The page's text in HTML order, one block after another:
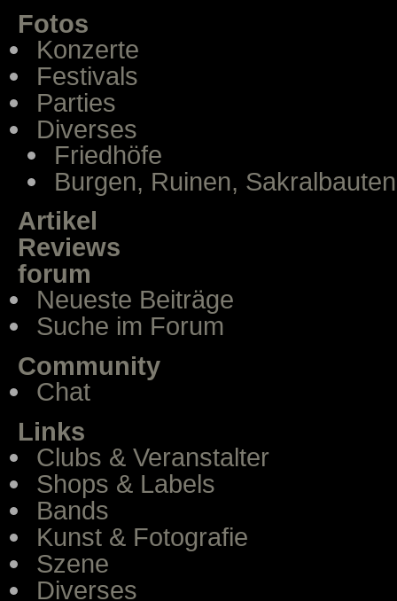
Fotos
Konzerte
Festivals
Parties
Diverses
Friedhöfe
Burgen, Ruinen, Sakralbauten
Artikel
Reviews
forum
Neueste Beiträge
Suche im Forum
Community
Chat
Links
Clubs & Veranstalter
Shops & Labels
Bands
Kunst & Fotografie
Szene
Diverses